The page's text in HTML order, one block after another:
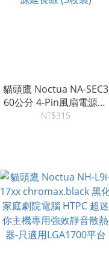
貓頭鷹 Noctua NA-SEC3
60公分 4-Pin風扇電源延
長線 (3枚裝)
NT$315